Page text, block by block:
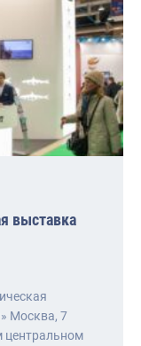
выставка
Москва, 7
центральном